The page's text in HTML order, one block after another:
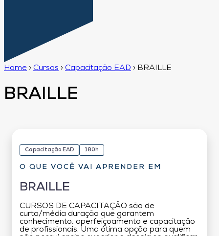
Home › Cursos › Capacitação EAD › BRAILLE
BRAILLE
Capacitação EAD 180h
O QUE VOCÊ VAI APRENDER EM
BRAILLE
CURSOS DE CAPACITAÇÃO são de
curta/média duração que garantem
conhecimento, aperfeiçoamento e capacitação
de profissionais. Uma ótima opção para quem